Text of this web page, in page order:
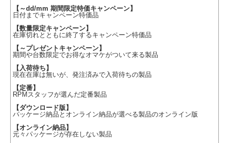
【～dd/mm 期間限定特価キャンペーン】
日付までキャンペーン特価品
【数量限定キャンペーン】
在庫切れとともに終了するキャンペーン特価品
【～プレゼントキャンペーン】
期間や台数限定でお得なオマケがついて来る製品
【入荷待ち】
現在在庫は無いが、発注済みで入荷待ちの製品
【定番】
RPMスタッフが選んだ定番製品
【ダウンロード版】
パッケージ納品とオンライン納品が選べる製品のオンライン版
【オンライン納品】
元々パッケージが存在しない製品